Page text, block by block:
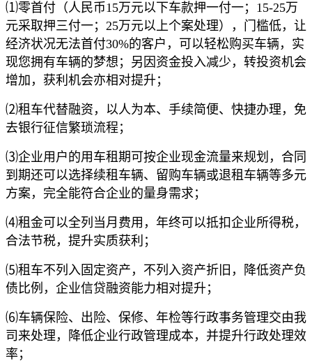
⑴零首付（人民币15万元以下车款押一付一；15-25万
元采取押三付一；25万元以上个案处理），门槛低，让
经济状况无法首付30%的客户，可以轻松购买车辆，实
现您拥有车辆的梦想；另因资金投入减少，转投资机会
增加，获利机会亦相对提升；
⑵租车代替融资，以人为本、手续简便、快捷办理，免
去银行征信繁琐流程；
⑶企业用户的用车租期可按企业现金流量来规划，合同
到期还可以选择续租车辆、留购车辆或退租车辆等多元
方案，完全能符合企业的量身需求；
⑷租金可以全列当月费用，年终可以抵扣企业所得税，
合法节税，提升实质获利；
⑸租车不列入固定资产，不列入资产折旧，降低资产负
债比例，企业信贷融资能力相对提升；
⑹车辆保险、出险、保修、年检等行政事务管理交由我
司来处理，降低企业行政管理成本，并提升行政处理效
率；